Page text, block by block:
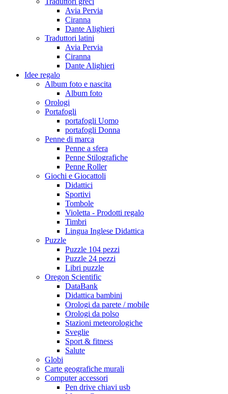
Avia Pervia
Ciranna
Dante Alighieri
Traduttori latini
Avia Pervia
Ciranna
Dante Alighieri
Idee regalo
Album foto e nascita
Album foto
Orologi
Portafogli
portafogli Uomo
portafogli Donna
Penne di marca
Penne a sfera
Penne Stilografiche
Penne Roller
Giochi e Giocattoli
Didattici
Sportivi
Tombole
Violetta - Prodotti regalo
Timbri
Lingua Inglese Didattica
Puzzle
Puzzle 104 pezzi
Puzzle 24 pezzi
Libri puzzle
Oregon Scientific
DataBank
Didattica bambini
Orologi da parete / mobile
Orologi da polso
Stazioni meteorologiche
Sveglie
Sport & fitness
Salute
Globi
Carte geografiche murali
Computer accessori
Pen drive chiavi usb